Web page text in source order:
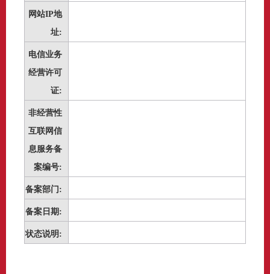
网站IP地
址:
电信业务
经营许可
证:
非经营性
互联网信
息服务备
案编号:
备案部门:
备案日期:
状态说明: